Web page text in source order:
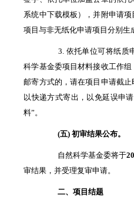
系统中下载模板），并附申请
项目与非无纸化申请项目分别生
3. 依托单位可将纸质
科学基金委项目材料接收工作
邮寄方式的，请在项目申请截止
以快递方式寄出，以免延误申
料”。
(五) 初审结果公布。
自然科学基金委将于
审结果，并受理复审申请。
二、项目结题